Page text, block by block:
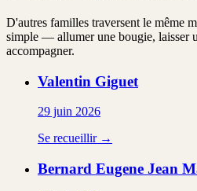
D'autres familles traversent le même
simple — allumer une bougie, laisser
accompagner.
Valentin Giguet
29 juin 2026
Se recueillir →
Bernard Eugene Jean